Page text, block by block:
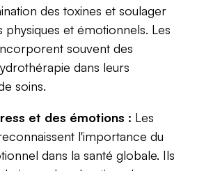
des toxines et soulager
physiques et émotionnels. Les
souvent des
dans leurs
soins.
et des émotions : Les
l'importance du
dans la santé globale. Ils